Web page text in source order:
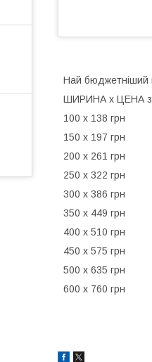
Най бюджетніший
ШИРИНА х ЦЕНА
100 х 138 грн
150 х 197 грн
200 х 261 грн
250 х 322 грн
300 х 386 грн
350 х 449 грн
400 х 510 грн
450 х 575 грн
500 х 635 грн
600 х 760 грн